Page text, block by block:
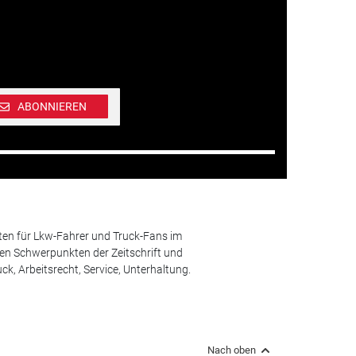
ABONNIEREN
für Lkw-Fahrer und Truck-Fans im
Schwerpunkten der Zeitschrift und
Arbeitsrecht, Service, Unterhaltung.
Nach oben